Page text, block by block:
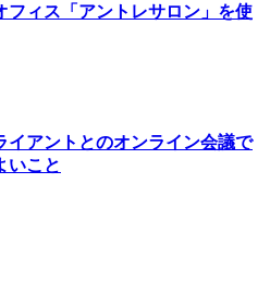
フィス「アントレサロン」を使
イアントとのオンライン会議で
いこと